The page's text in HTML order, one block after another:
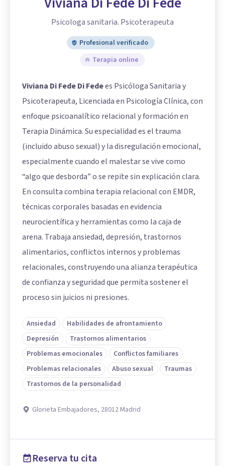
Psicologa sanitaria. Psicoterapeuta
Profesional verificado
Terapia online
Viviana Di Fede Di Fedees Psicóloga Sanitaria y
Psicoterapeuta, Licenciada en Psicología Clínica, con
enfoque psicoanalítico relacional y formación en
Terapia Dinámica. Su especialidad es el trauma
(incluido abuso sexual) y la disregulación emocional,
especialmente cuando el malestar se vive como
“algo que desborda” o se repite sin explicación clara.
En consulta combina terapia relacional con EMDR,
técnicas corporales basadas en evidencia
neurocientífica y herramientas como la caja de
arena. Trabaja ansiedad, depresión, trastornos
alimentarios, conflictos internos y problemas
relacionales, construyendo una alianza terapéutica
de confianza y seguridad que permita sostener el
proceso sin juicios ni presiones.
Ansiedad
Habilidades de afrontamiento
Depresión
Trastornos alimentarios
Problemas emocionales
Conflictos familiares
Problemas relacionales
Abuso sexual
Traumas
Trastornos de la personalidad
Glorieta Embajadores, 28012 Madrid
Reserva tu cita